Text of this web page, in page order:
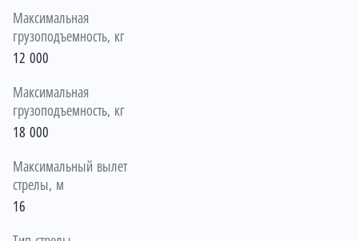
Максимальная
грузоподъемность, кг
12 000
Максимальная
грузоподъемность, кг
18 000
Максимальный вылет
стрелы, м
16